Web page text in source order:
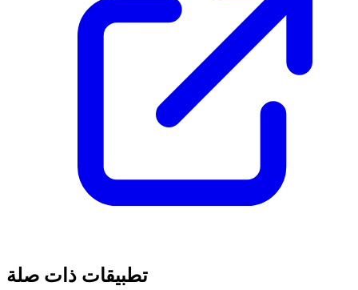
تطبيقات ذات صلة